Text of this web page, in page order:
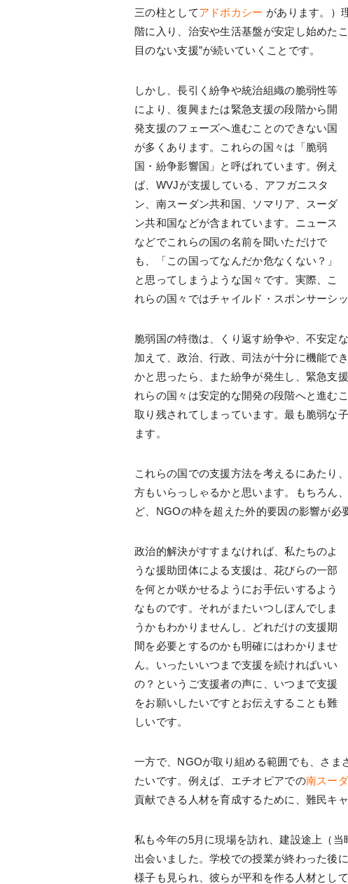
三の柱としてアドボカシー があります。）
階に入り、治安や生活基盤が安定し始めた
目のない支援”が続いていくことです。
しかし、長引く紛争や統治組織の脆弱性等
により、復興または緊急支援の段階から開
発支援のフェーズへ進むことのできない国
が多くあります。これらの国々は「脆弱
国・紛争影響国」と呼ばれています。例え
ば、WVJが支援している、アフガニスタ
ン、南スーダン共和国、ソマリア、スーダ
ン共和国などが含まれています。ニュース
などでこれらの国の名前を聞いただけで
も、「この国ってなんだか危なくない？」
と思ってしまうような国々です。実際、こ
れらの国々ではチャイルド・スポンサーシ
脆弱国の特徴は、くり返す紛争や、不安定
加えて、政治、行政、司法が十分に機能で
かと思ったら、また紛争が発生し、緊急支
れらの国々は安定的な開発の段階へと進む
取り残されてしまっています。最も脆弱な
ます。
これらの国での支援方法を考えるにあたり
方もいらっしゃるかと思います。もちろん
ど、NGOの枠を超えた外的要因の影響が必
政治的解決がすすまなければ、私たちのよ
うな援助団体による支援は、花びらの一部
を何とか咲かせるようにお手伝いするよう
なものです。それがまたいつしぼんでしま
うかもわかりませんし、どれだけの支援期
間を必要とするのかも明確にはわかりませ
ん。いったいいつまで支援を続ければいい
の？というご支援者の声に、いつまで支援
をお願いしたいですとお伝えすることも難
しいです。
一方で、NGOが取り組める範囲でも、さま
たいです。例えば、エチオピアでの南スー
貢献できる人材を育成するために、難民キ
私も今年の5月に現場を訪れ、建設途上（
出会いました。学校での授業が終わった後
様子も見られ、彼らが平和を作る人材とし